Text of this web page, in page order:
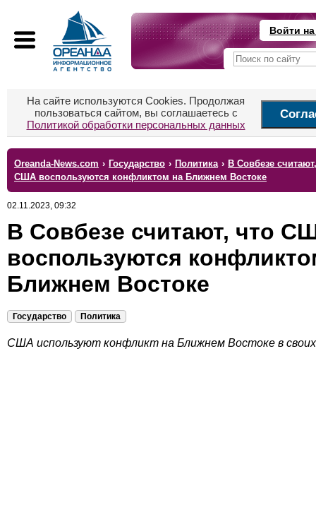
Войти
На сайте используются Cookies. Продолжая
пользоваться сайтом, вы соглашаетесь с
Политикой обработки персональных данных
Oreanda-News.com › Государство › Политика › В Совбезе
США воспользуются конфликтом на Ближнем Востоке
02.11.2023, 09:32
В Совбезе считают, что
воспользуются
Ближнем Востоке
Государство Политика
США используют конфликт на Ближнем Востоке в своих